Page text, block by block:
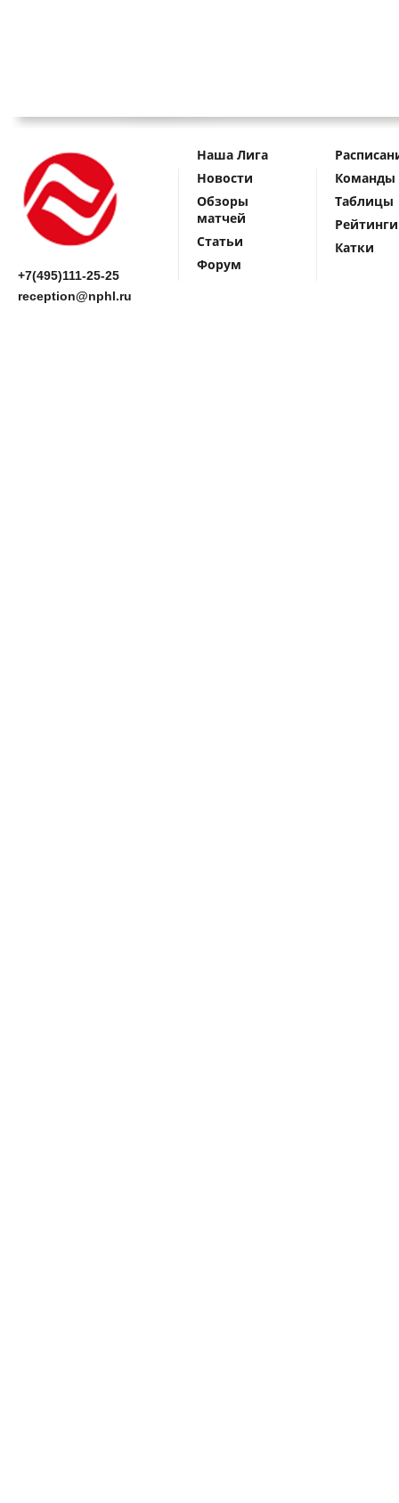
+7(495)111-25-25
reception@nphl.ru
Наша Лига
Новости
Обзоры
матчей
Статьи
Форум
Команды
Таблицы
Рейтинги
Катки